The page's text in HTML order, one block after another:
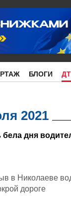
БЛОГИ
2021
бела дня
в Николаеве
дороге